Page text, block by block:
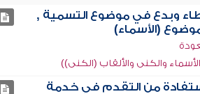
وبدع في موضوع التسمية ,
(الأسماء)
والكنى والألقاب (الكنى))
من التقدم في خدمة